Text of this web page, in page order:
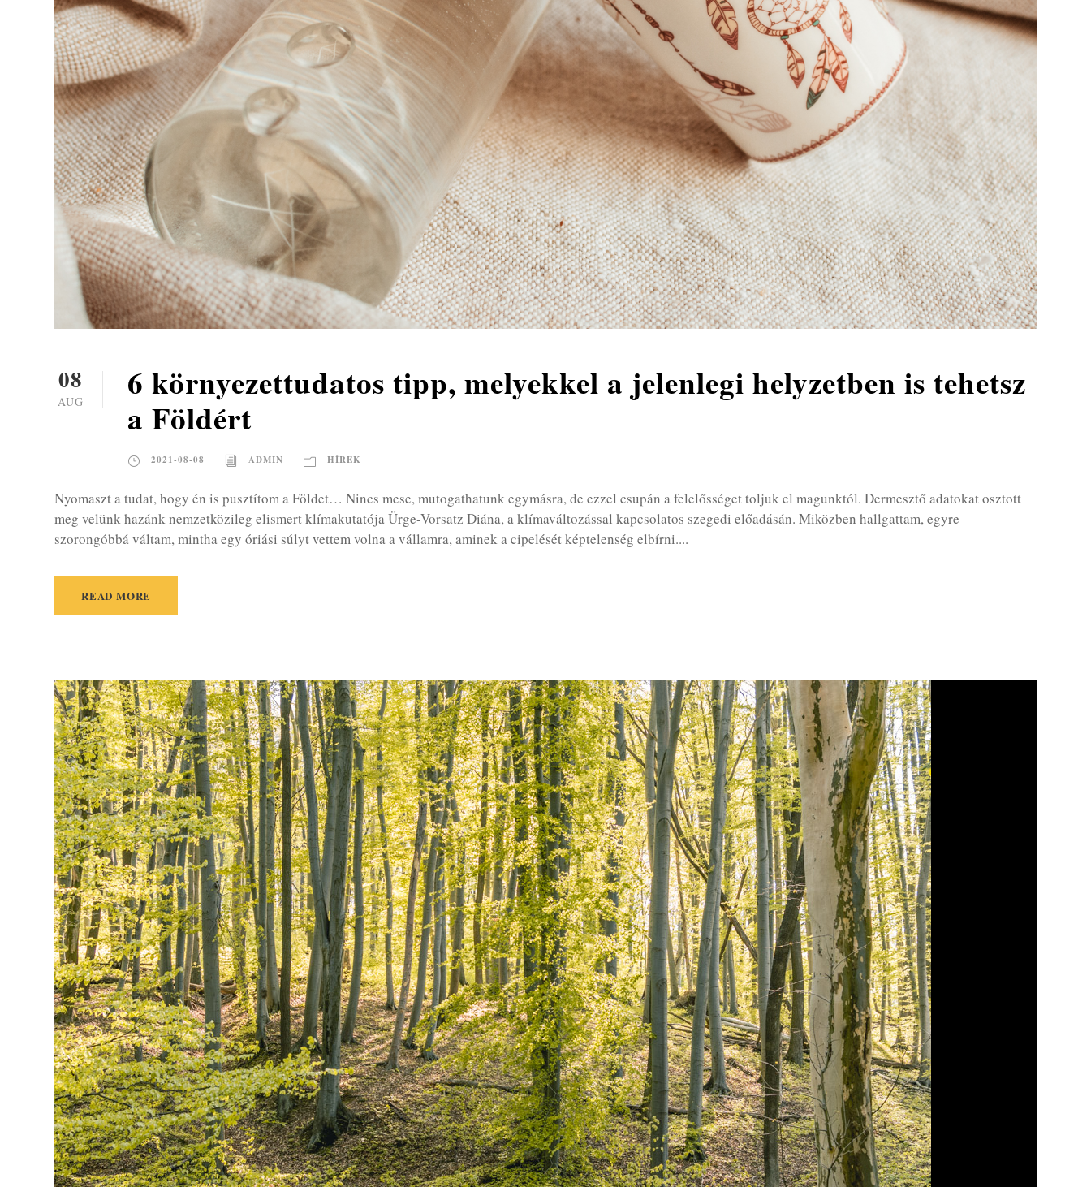
08
AUG
6 környezettudatos tipp, melyekkel a jelenlegi helyzetben is tehetsz
a Földért
2021-08-08 ADMIN HÍREK
Nyomaszt a tudat, hogy én is pusztítom a Földet… Nincs mese, mutogathatunk egymásra, de ezzel csupán a felelősséget toljuk el magunktól. Dermesztő adatokat osztott
meg velünk hazánk nemzetközileg elismert klímakutatója Ürge-Vorsatz Diána, a klímaváltozással kapcsolatos szegedi előadásán. Miközben hallgattam, egyre
szorongóbbá váltam, mintha egy óriási súlyt vettem volna a vállamra, aminek a cipelését képtelenség elbírni....
READ MORE